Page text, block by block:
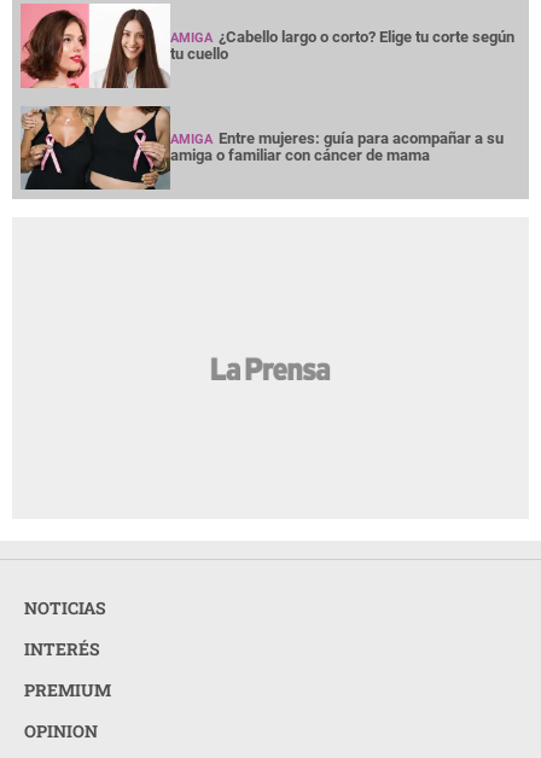
AMIGA ¿Cabello largo o corto? Elige tu corte según
tu cuello
AMIGA Entre mujeres: guía para acompañar a su
amiga o familiar con cáncer de mama
NOTICIAS
INTERÉS
PREMIUM
OPINION